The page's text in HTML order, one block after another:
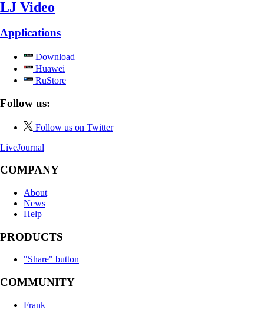
LJ Video
Applications
Download
Huawei
RuStore
Follow us:
Follow us on Twitter
LiveJournal
COMPANY
About
News
Help
PRODUCTS
"Share" button
COMMUNITY
Frank